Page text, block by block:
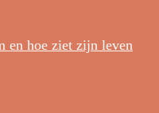
en hoe ziet zijn leven